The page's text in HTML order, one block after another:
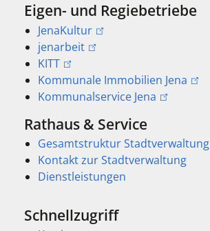
Eigen- und Regiebetriebe
JenaKultur
jenarbeit
KITT
Kommunale Immobilien Jena
Kommunalservice Jena
Rathaus & Service
Gesamtstruktur Stadtverwaltung
Kontakt zur Stadtverwaltung
Dienstleistungen
Schnellzugriff